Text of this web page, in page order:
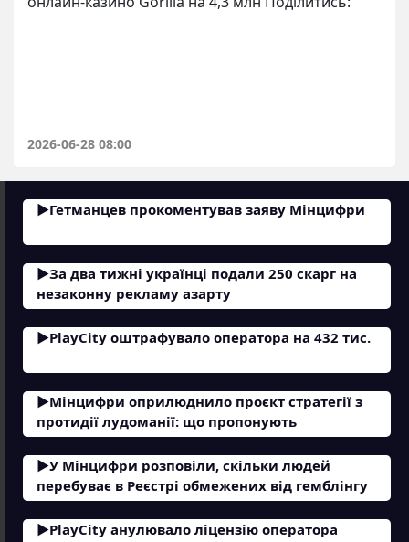
2026-06-28 08:00
Гетманцев прокоментував заяву Мінцифри
За два тижні українці подали 250 скарг на
незаконну рекламу азарту
PlayCity оштрафувало оператора на 432 тис.
Мінцифри оприлюднило проєкт стратегії з
протидії лудоманії: що пропонують
У Мінцифри розповіли, скільки людей
перебуває в Реєстрі обмежених від гемблінгу
PlayCity анулювало ліцензію оператора